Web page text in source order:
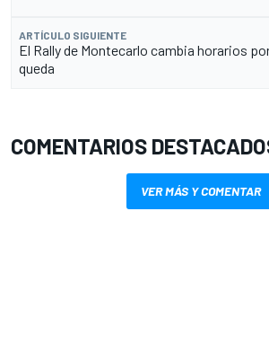
ARTÍCULO SIGUIENTE
El Rally de Montecarlo cambia horarios
queda
COMENTARIOS
VER MÁS Y COMENTAR